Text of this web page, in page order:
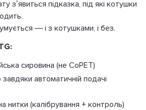
з’явиться підказка, під які котушки
— і з котушками, і без.
сировина (не CoPET)
завдяки автоматичній подачі
нитки (калібрування + контроль)